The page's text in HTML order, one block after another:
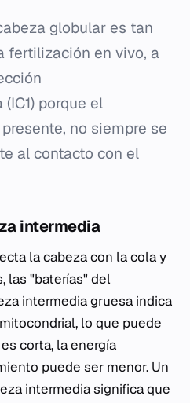
globular es tan
fertilización en vivo, a
porque el
no siempre se
al contacto con el
intermedia
la cabeza con la cola y
las "baterías" del
intermedia gruesa indica
lo que puede
corta, la energía
puede ser menor. Un
intermedia significa que